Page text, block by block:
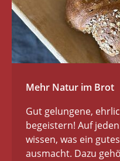
Mehr Natur im Brot
Gut gelungene,
begeistern! Auf
wissen, was ein
ausmacht. Dazu